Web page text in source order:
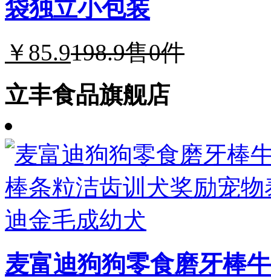
袋独立小包装
￥85.9198.9售0件
立丰食品旗舰店
麦富迪狗狗零食磨牙棒